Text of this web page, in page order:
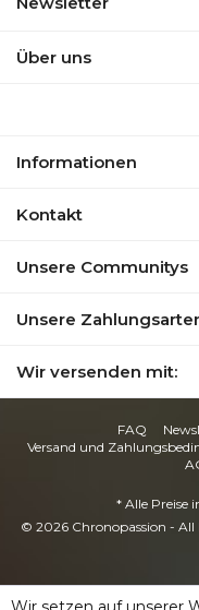
Über uns
Informationen
Kontakt
Unsere Communitys
Unsere
Wir versenden mit:
FAQ
Versand und
* Alle Preise
© 2026 Chronopassion - All